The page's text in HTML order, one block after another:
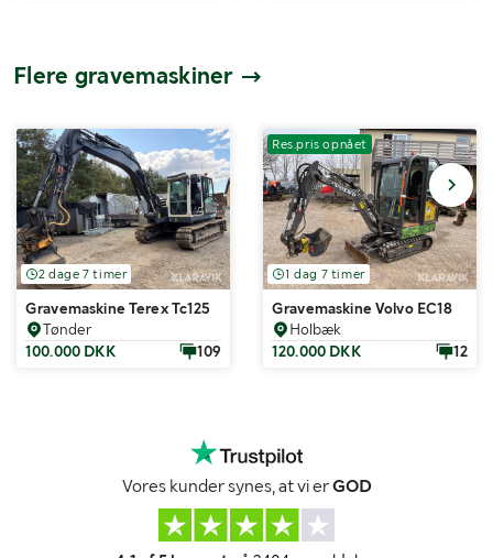
Flere gravemaskiner
2 dage 7 timer
Gravemaskine Terex Tc125
Tønder
100.000 DKK
109
Res.pris opnået
1 dag 7 timer
Gravemaskine Volvo EC18
Holbæk
120.000 DKK
12
Vores kunder synes, at vi erGOD